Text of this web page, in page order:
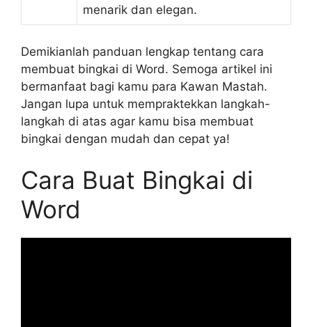
menarik dan elegan.
Demikianlah panduan lengkap tentang cara
membuat bingkai di Word. Semoga artikel ini
bermanfaat bagi kamu para Kawan Mastah.
Jangan lupa untuk mempraktekkan langkah-
langkah di atas agar kamu bisa membuat
bingkai dengan mudah dan cepat ya!
Cara Buat Bingkai di
Word